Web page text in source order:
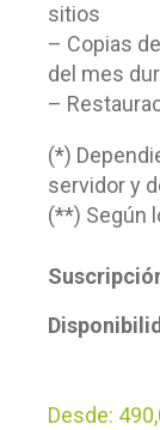
sitios
– Copias
del mes
–
(*)
servidor y
(**) Según
Desde: